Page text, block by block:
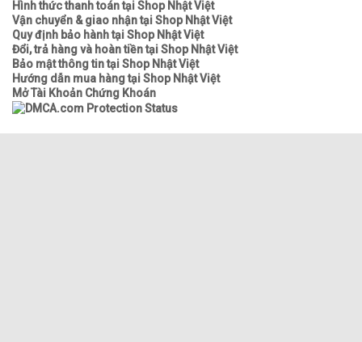
Hình thức thanh toán tại Shop Nhật Việt
Vận chuyển & giao nhận tại Shop Nhật Việt
Quy định bảo hành tại Shop Nhật Việt
Đổi, trả hàng và hoàn tiền tại Shop Nhật Việt
Bảo mật thông tin tại Shop Nhật Việt
Hướng dẫn mua hàng tại Shop Nhật Việt
Mở Tài Khoản Chứng Khoán